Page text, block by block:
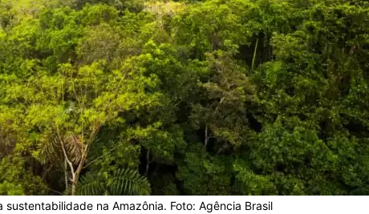
na Amazônia. Foto: Agência Brasil